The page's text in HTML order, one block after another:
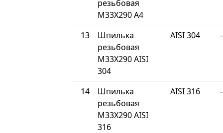
резьбовая
М33Х290 A4
13
Шпилька
резьбовая
М33Х290 AISI
304
AISI 304 -
14
Шпилька
резьбовая
М33Х290 AISI
316
AISI 316 -